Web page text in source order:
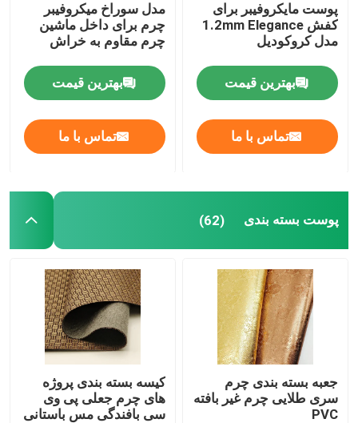
پوست مایکروفیبر برای
کفش 1.2mm Elegance
مدل کروکودیل
بهترین قیمت
تماس با ما
مدل سوراخ میکروفیبر
چرم برای داخل ماشین
چرم مقاوم به خراش
بهترین قیمت
تماس با ما
پوست بسته بندی (62)
جعبه بسته بندی چرم
سری طلایی چرم غیر بافته
PVC
کیسه بسته بندی پروژه
های چرم جعلی پی وی
سی بافندگی مس باستانی